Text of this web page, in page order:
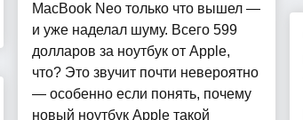
MacBook Neo только что вышел —
и уже наделал шуму. Всего 599
долларов за ноутбук от Apple,
что? Это звучит почти невероятно
— особенно если понять, почему
новый ноутбук Apple такой